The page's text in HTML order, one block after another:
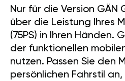
Nur für die Version GÄN
über die Leistung Ihres
(75PS) in Ihren Händen.
der funktionellen
nutzen. Passen Sie den
persönlichen Fahrstil